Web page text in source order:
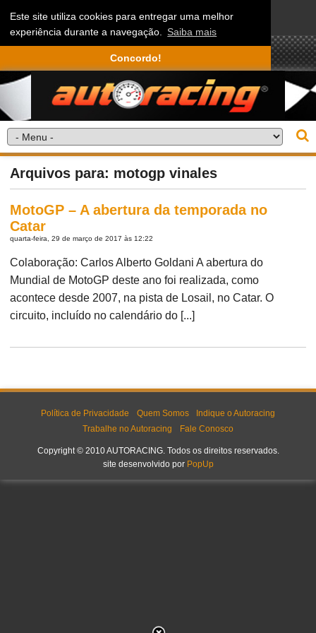
Este site utiliza cookies para entregar uma melhor
experiência durante a navegação. Saiba mais
Concordo!
Arquivos para: motogp vinales
MotoGP – A abertura da temporada no
Catar
quarta-feira, 29 de março de 2017 às 12:22
Colaboração: Carlos Alberto Goldani A abertura do
Mundial de MotoGP deste ano foi realizada, como
acontece desde 2007, na pista de Losail, no Catar. O
circuito, incluído no calendário do [...]
Política de Privacidade Quem Somos
Indique o Autoracing
Trabalhe no Autoracing
Fale Conosco
Copyright © 2010 AUTORACING. Todos os direitos reservados.
site desenvolvido por PopUp